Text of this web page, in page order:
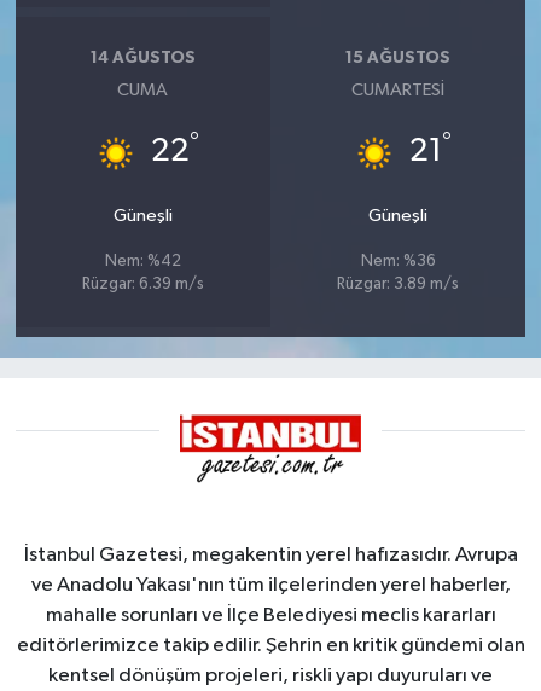
14 AĞUSTOS
CUMA
22°
Güneşli
Nem: %42
Rüzgar: 6.39 m/s
15 AĞUSTOS
CUMARTESI
21 °
Güneşli
Nem: %36
Rüzgar: 3.89 m/s
İstanbul Gazetesi, megakentin yerel hafızasıdır. Avrupa
ve Anadolu Yakası'nın tüm ilçelerinden yerel haberler,
mahalle sorunları ve İlçe Belediyesi meclis kararları
editörlerimizce takip edilir. Şehrin en kritik gündemi olan
kentsel dönüşüm projeleri, riskli yapı duyuruları ve